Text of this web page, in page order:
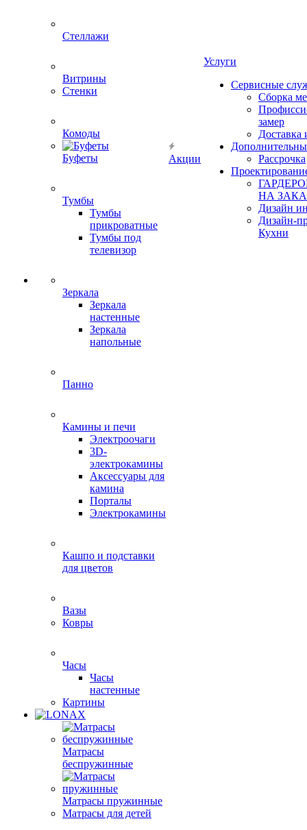
Стеллажи
Витрины
Стенки
Комоды
Буфеты
Тумбы
Тумбы
прикроватные
Тумбы под
телевизор
Зеркала
Зеркала
настенные
Зеркала
напольные
Панно
Камины и печи
Электроочаги
3D-
электрокамины
Аксессуары для
камина
Порталы
Электрокамины
Кашпо и подставки
для цветов
Вазы
Ковры
Часы
Часы
настенные
Картины
Матрасы
беспружинные
Матрасы пружинные
Матрасы для детей
Акции
Услуги
Сервисные
Сборка
замер
Доставка
Рассрочка
НА
Дизайн
Дизайн-
Кухни